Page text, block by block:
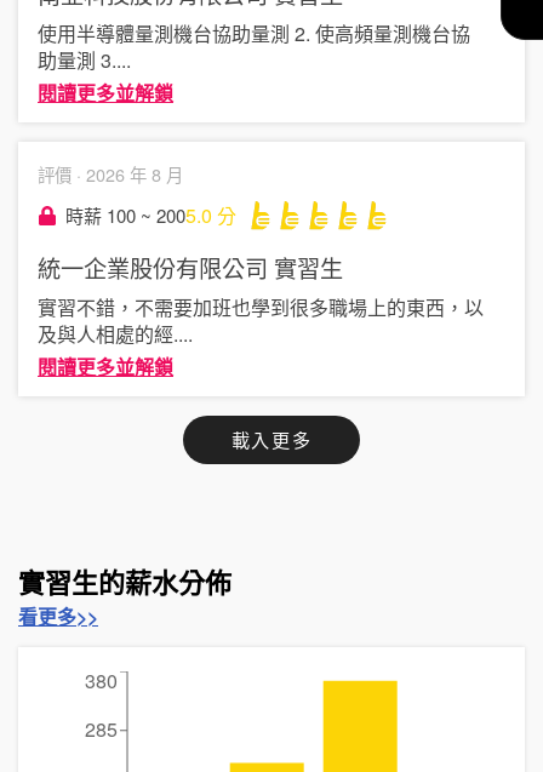
使用半導體量測機台協助量測 2. 使高頻量測機台協
助量測 3....
閱讀更多並解鎖
評價 · 2026 年 8 月
時薪 100 ~ 2005.0 分
統一企業股份有限公司 實習生
實習不錯，不需要加班也學到很多職場上的東西，以
及與人相處的經....
閱讀更多並解鎖
載入更多
實習生的薪水分佈
看更多>>
285
380